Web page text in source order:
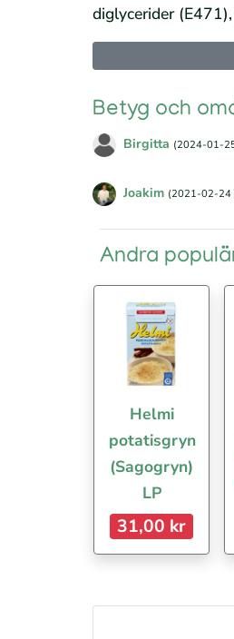
diglycerider
Betyg och
Birgitta (2024-01-
Joakim (2021-02-24
Andra
Helmi
potatisgryn
(Sagogryn)
LP
31,00 kr